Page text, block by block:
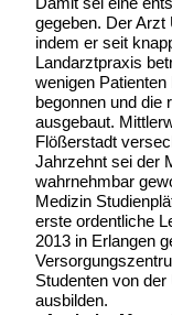
gegeben. Der Arzt
indem er seit
Landarztpraxis
wenigen
begonnen und die
ausgebaut.
Flößerstadt
Jahrzehnt sei der
wahrnehmbar
Medizin
erste ordentliche
2013 in Erlangen
Studenten von der
ausbilden.